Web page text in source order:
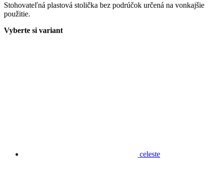
Stohovateľná plastová stolička bez podrúčok určená na vonkajšie
použitie.
Vyberte si variant
celeste